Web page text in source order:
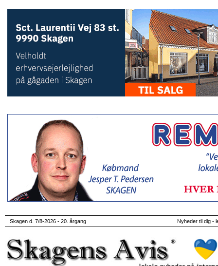
Skagen d. 7/8-2026 - 20. årgang Nyheder til dig -